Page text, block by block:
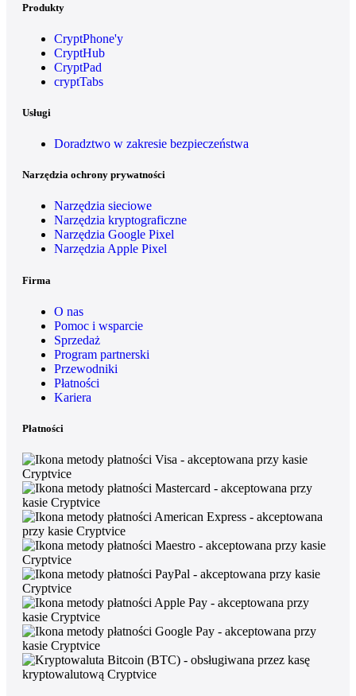
Produkty
CryptPhone'y
CryptHub
CryptPad
cryptTabs
Usługi
Doradztwo w zakresie bezpieczeństwa
Narzędzia ochrony prywatności
Narzędzia sieciowe
Narzędzia kryptograficzne
Narzędzia Google Pixel
Narzędzia Apple Pixel
Firma
O nas
Pomoc i wsparcie
Sprzedaż
Program partnerski
Przewodniki
Płatności
Kariera
Płatności